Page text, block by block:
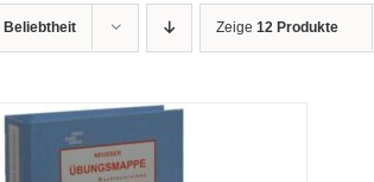
Beliebtheit Zeige 12 Produkte